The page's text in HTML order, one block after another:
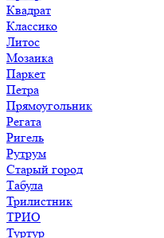
Квадрат
Классико
Литос
Мозаика
Паркет
Петра
Прямоугольник
Регата
Ригель
Рутрум
Старый город
Табула
Трилистник
ТРИО
Туртур